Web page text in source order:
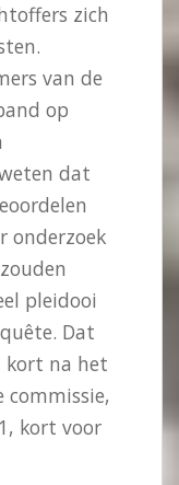
zich
van de
op
dat
onderzoek
pleidooi
Dat
kort na het
commissie,
kort voor